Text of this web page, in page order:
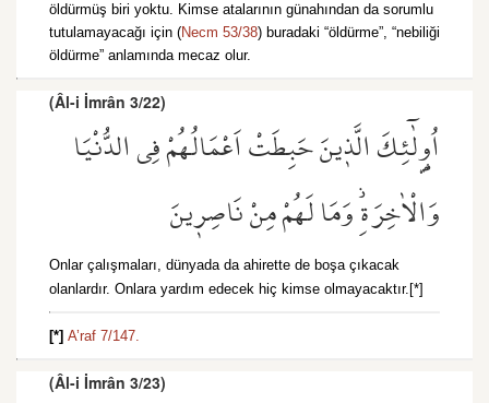
öldürmüş biri yoktu. Kimse atalarının günahından da sorumlu
tutulamayacağı için (Necm 53/38) buradaki “öldürme”, “nebiliği
öldürme” anlamında mecaz olur.
(Âl-i İmrân 3/22)
اُو۬لٰٓئِكَ الَّذ۪ينَ حَبِطَتْ اَعْمَالُهُمْ فِي الدُّنْيَا
وَالْاٰخِرَةِۘ وَمَا لَهُمْ مِنْ نَاصِر۪ينَ
Onlar çalışmaları, dünyada da ahirette de boşa çıkacak
olanlardır. Onlara yardım edecek hiç kimse olmayacaktır.[*]
[*] A’raf 7/147.
(Âl-i İmrân 3/23)